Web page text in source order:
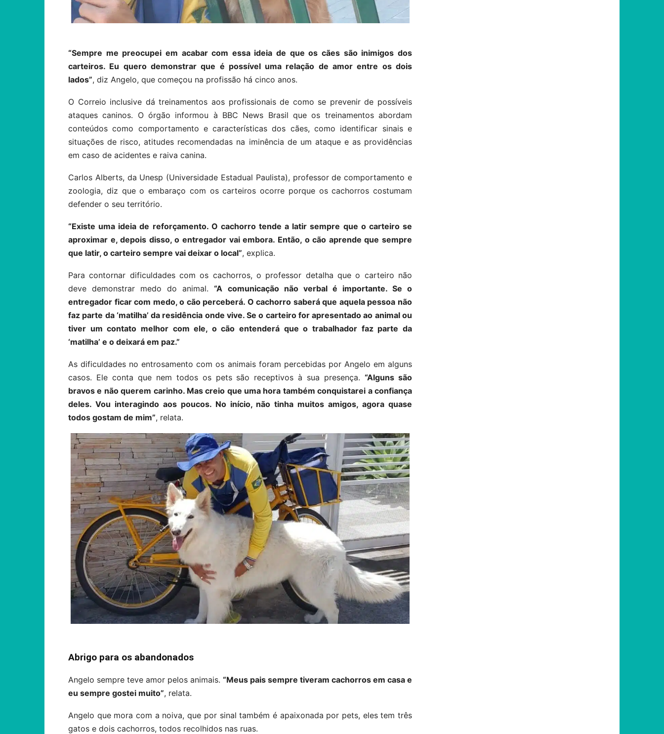
“Sempre me preocupei em acabar com essa ideia de que os cães são inimigos dos
carteiros. Eu quero demonstrar que é possível uma relação de amor entre os dois
lados”, diz Angelo, que começou na profissão há cinco anos.
O Correio inclusive dá treinamentos aos profissionais de como se prevenir de possíveis
ataques caninos. O órgão informou à BBC News Brasil que os treinamentos abordam
conteúdos como comportamento e características dos cães, como identificar sinais e
situações de risco, atitudes recomendadas na iminência de um ataque e as providências
em caso de acidentes e raiva canina.
Carlos Alberts, da Unesp (Universidade Estadual Paulista), professor de comportamento e
zoologia, diz que o embaraço com os carteiros ocorre porque os cachorros costumam
defender o seu território.
“Existe uma ideia de reforçamento. O cachorro tende a latir sempre que o carteiro se
aproximar e, depois disso, o entregador vai embora. Então, o cão aprende que sempre
que latir, o carteiro sempre vai deixar o local”, explica.
Para contornar dificuldades com os cachorros, o professor detalha que o carteiro não
deve demonstrar medo do animal.“A comunicação não verbal é importante. Se o
entregador ficar com medo, o cão perceberá. O cachorro saberá que aquela pessoa não
faz parte da ‘matilha’ da residência onde vive. Se o carteiro for apresentado ao animal ou
tiver um contato melhor com ele, o cão entenderá que o trabalhador faz parte da
‘matilha’ e o deixará em paz.”
As dificuldades no entrosamento com os animais foram percebidas por Angelo em alguns
casos. Ele conta que nem todos os pets são receptivos à sua presença.“Alguns são
bravos e não querem carinho. Mas creio que uma hora também conquistarei a confiança
deles. Vou interagindo aos poucos. No início, não tinha muitos amigos, agora quase
todos gostam de mim”, relata.
Abrigo para os abandonados
Angelo sempre teve amor pelos animais. “Meus pais sempre tiveram cachorros em casa e
eu sempre gostei muito”, relata.
Angelo que mora com a noiva, que por sinal também é apaixonada por pets, eles tem três
gatos e dois cachorros, todos recolhidos nas ruas.